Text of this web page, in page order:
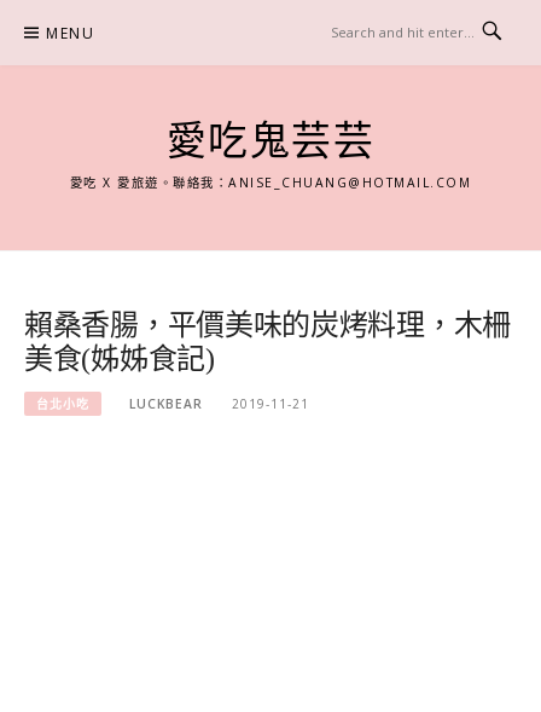
content
MENU
愛吃鬼芸芸
愛吃 X 愛旅遊。聯絡我：ANISE_CHUANG@HOTMAIL.COM
賴桑香腸，平價美味的炭烤料理，木柵
美食(姊姊食記)
台北小吃 LUCKBEAR 2019-11-21